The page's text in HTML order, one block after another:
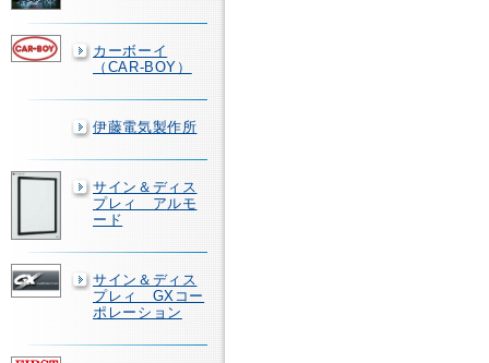
カーボーイ
（CAR-BOY）
伊藤電気製作所
サイン＆ディス
プレィ アルモ
ード
サイン＆ディス
プレィ GXコー
ポレーション